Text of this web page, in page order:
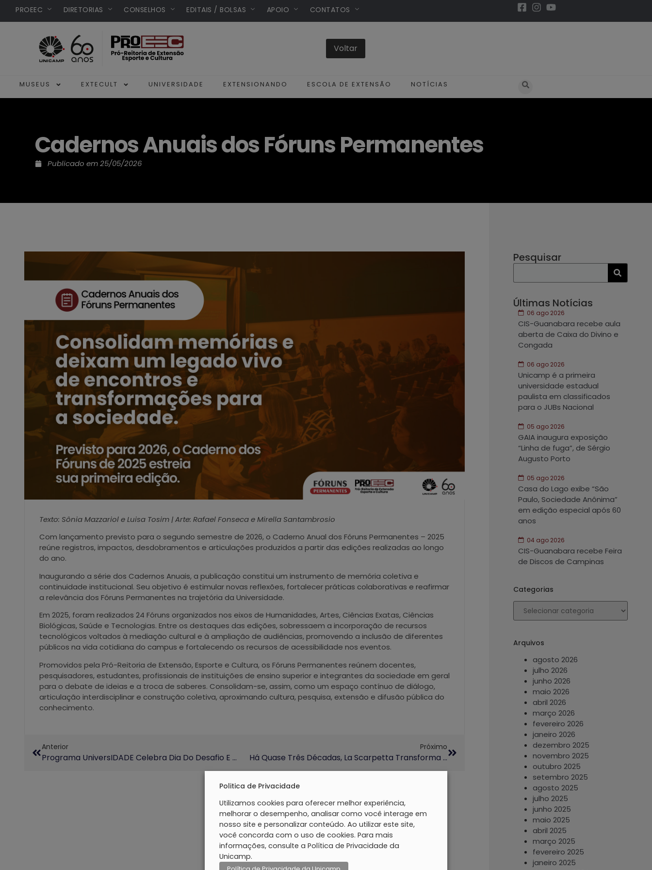
PROEEC DIRETORIAS CONSELHOS EDITAIS / BOLSAS APOIO CONTATOS
MUSEUS EXTECULT UNIVERSIDADE EXTENSIONANDO ESCOLA DE EXTENSÃO NOTÍCIAS
Cadernos Anuais dos Fóruns Permanentes
Publicado em25/05/2026
Texto: Sônia Mazzariol e Luisa Tosim | Arte: Rafael Fonseca e Mirella Santambrosio
Com lançamento previsto para o segundo semestre de 2026, o Caderno Anual dos Fóruns Permanentes – 2025
reúne registros, impactos, desdobramentos e articulações produzidos a partir das edições realizadas ao longo
do ano.
Inaugurando a série dos Cadernos Anuais, a publicação constitui um instrumento de memória coletiva e
continuidade institucional. Seu objetivo é estimular novas reflexões, fortalecer práticas colaborativas e reafirmar
a relevância dos Fóruns Permanentes na trajetória da Universidade.
Em 2025, foram realizados 24 Fóruns organizados nos eixos de Humanidades, Artes, Ciências Exatas, Ciências
Biológicas, Saúde e Tecnologias. Entre os destaques das edições, sobressaem a incorporação de recursos
tecnológicos voltados à mediação cultural e à ampliação de audiências, promovendo a inclusão de diferentes
públicos na vida cotidiana do campus e fortalecendo os recursos de acessibilidade nos eventos.
Promovidos pela Pró-Reitoria de Extensão, Esporte e Cultura, os Fóruns Permanentes reúnem docentes,
pesquisadores, estudantes, profissionais de instituições de ensino superior e integrantes da sociedade em geral
para o debate de ideias e a troca de saberes. Consolidam-se, assim, como um espaço contínuo de diálogo,
articulação interdisciplinar e construção coletiva, aproximando cultura, pesquisa, extensão e difusão pública do
conhecimento.
Anterior
Programa UniversIDADE Celebra Dia Do Desafio E Dia Mundial Do Brincar Com Programação Especial
Próximo
Há Quase Três Décadas, La Scarpetta Transforma Fracassos Em Comicidade
Pesquisar
Últimas Notícias
06 ago 2026
CIS-Guanabara recebe aula
aberta de Caixa do Divino e
Congada
06 ago 2026
Unicamp é a primeira
universidade estadual
paulista em classificados
para o JUBs Nacional
05 ago 2026
GAIA inaugura exposição
“Linha de fuga”, de Sérgio
Augusto Porto
05 ago 2026
Casa do Lago exibe “São
Paulo, Sociedade Anônima”
em edição especial após 60
anos
04 ago 2026
CIS-Guanabara recebe Feira
de Discos de Campinas
Categorias
Arquivos
agosto 2026
julho 2026
junho 2026
maio 2026
abril 2026
março 2026
fevereiro 2026
janeiro 2026
dezembro 2025
novembro 2025
outubro 2025
setembro 2025
agosto 2025
julho 2025
junho 2025
maio 2025
abril 2025
março 2025
fevereiro 2025
janeiro 2025
Politica de Privacidade
Utilizamos cookies para oferecer melhor experiência,
melhorar o desempenho, analisar como você interage em
nosso site e personalizar conteúdo. Ao utilizar este site,
você concorda com o uso de cookies. Para mais
informações, consulte a Política de Privacidade da
Unicamp.